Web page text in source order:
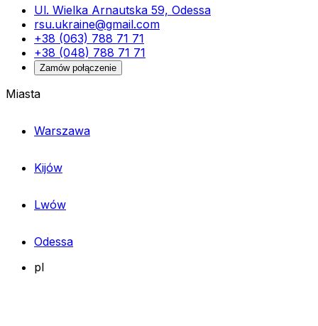
Ul. Wielka Arnautska 59, Odessa
rsu.ukraine@gmail.com
+38 (063) 788 71 71
+38 (048) 788 71 71
Zamów połączenie
Miasta
Warszawa
Kijów
Lwów
Odessa
pl